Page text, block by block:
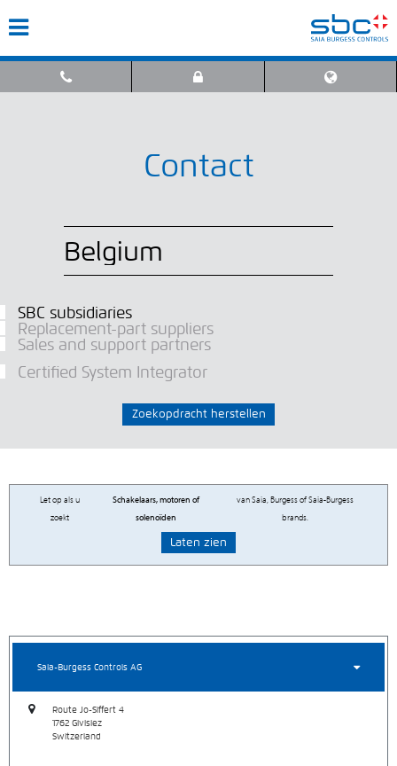
Contact
SBC subsidiaries
Replacement-part suppliers
Sales and support partners
Certified System Integrator
Zoekopdracht herstellen
Let op als u
zoekt
Schakelaars, motoren of
solenoïden
van Saia, Burgess of Saia-Burgess
brands.
Laten zien
Saia-Burgess Controls AG
Route Jo-Siffert 4
1762 Givisiez
Switzerland